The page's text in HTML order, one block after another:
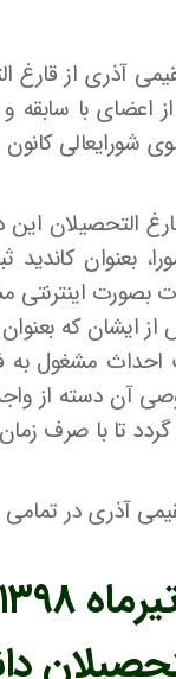
آذری از قارغ
اعضای با
از سوی
کاندید
بصورت اینترنتی
ایشان که
مشغول به
آن دسته از
تا با صرف
آذری در